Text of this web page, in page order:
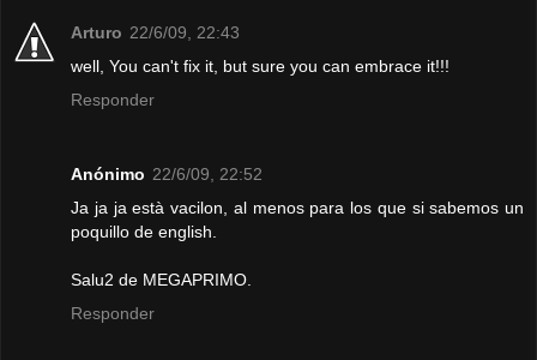
Arturo 22/6/09, 22:43
well, You can't fix it, but sure you can embrace it!!!
Responder
Anónimo 22/6/09, 22:52
Ja ja ja està vacilon, al menos para los que si sabemos un
poquillo de english.
Salu2 de MEGAPRIMO.
Responder